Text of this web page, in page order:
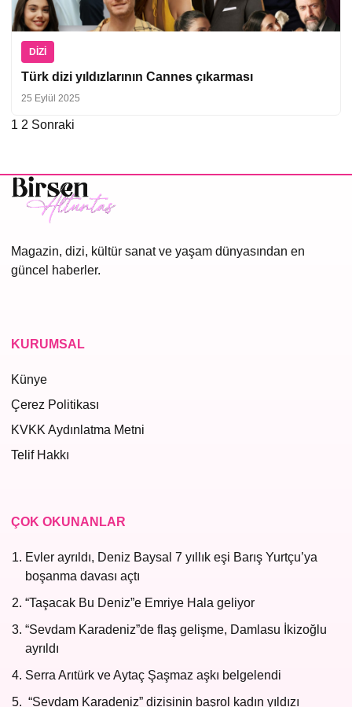
DIZI
Türk dizi yıldızlarının Cannes çıkarması
25 Eylül 2025
Yazı
1 2 Sonraki
Magazin, dizi, kültür sanat ve yaşam dünyasından en
güncel haberler.
KURUMSAL
Künye
Çerez Politikası
KVKK Aydınlatma Metni
Telif Hakkı
ÇOK OKUNANLAR
Evler ayrıldı, Deniz Baysal 7 yıllık eşi Barış Yurtçu’ya
boşanma davası açtı
“Taşacak Bu Deniz”e Emriye Hala geliyor
“Sevdam Karadeniz”de flaş gelişme, Damlasu İkizoğlu
ayrıldı
Serra Arıtürk ve Aytaç Şaşmaz aşkı belgelendi
“Sevdam Karadeniz” dizisinin başrol kadın yıldızı